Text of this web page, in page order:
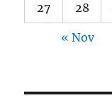
27 28
« Nov